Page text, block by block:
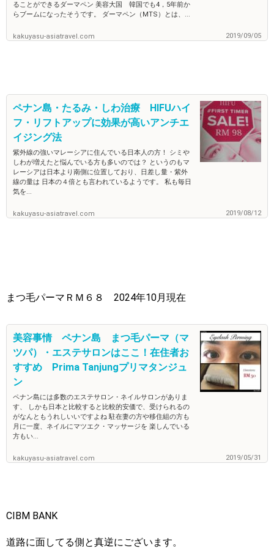
ることができるダーマペン 美容大国 韓国でも4，5年前か
らブームになったそうです。 ダーマペン（MTS）とは、...
kakuyasu-asiatravel.com 2019/09/05
ペナン島・たるみ・しわ治療 HIFUハイ
フ・リフトアップに効果が高いアンチエ
イジング法
紫外線の強いマレーシアに住んでいる日本人の方！ シミや
しわが増えたと悩んでいる方も多いのでは？ というのもマ
レーシアは日本より南側に位置しており、日差し量・紫外
線の量は 日本の４倍とも言われているようです。 私も毎日
気を...
kakuyasu-asiatravel.com 2019/08/12
まつ毛パーマＲＭ６８ 2024年10月現在
美容事情 ペナン島 まつ毛パーマ（マ
ツパ）・エステサロンはここ！在住者お
すすめ Prima Tanjungプリマタンジュ
ン
ペナン島には多数のエステサロン・ネイルサロンがありま
す、 しかも日本と比較すると比較的安価で、受けられるの
がなんともうれしいいですよね 駐在妻の方や移住組の方も
月に一度、ネイルにマツエク・マッサージを 楽しんでいる
方もい...
kakuyasu-asiatravel.com 2019/05/31
CIBM BANK
道路に面してる側と真逆にございます。